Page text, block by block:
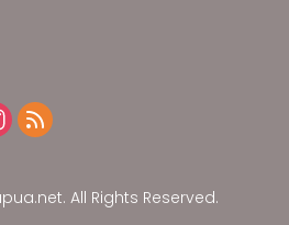
All Rights Reserved.